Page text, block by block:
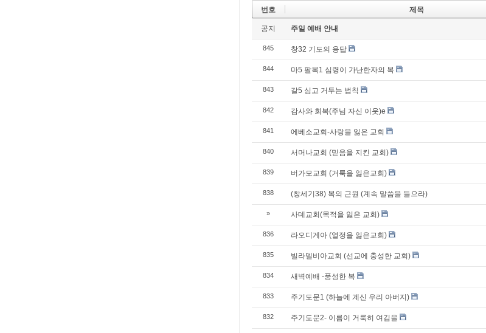
번호 제목
공지 주일 예배 안내
845 창32 기도의 응답
844 마5 팔복1 심령이 가난한자의 복
843 갈5 심고 거두는 법칙
842 감사와 회복(주님 자신 이웃)e
841 에베소교회-사랑을 잃은 교회
840 서머나교회 (믿음을 지킨 교회)
839 버가모교회 (거룩을 잃은교회)
838 (창세기38) 복의 근원 (계속 말씀을 들으라)
» 사데교회(목적을 잃은 교회)
836 라오디게아 (열정을 잃은교회)
835 빌라델비아교회 (선교에 충성한 교회)
834 새벽예배 -풍성한 복
833 주기도문1 (하늘에 계신 우리 아버지)
832 주기도문2- 이름이 거룩히 여김을